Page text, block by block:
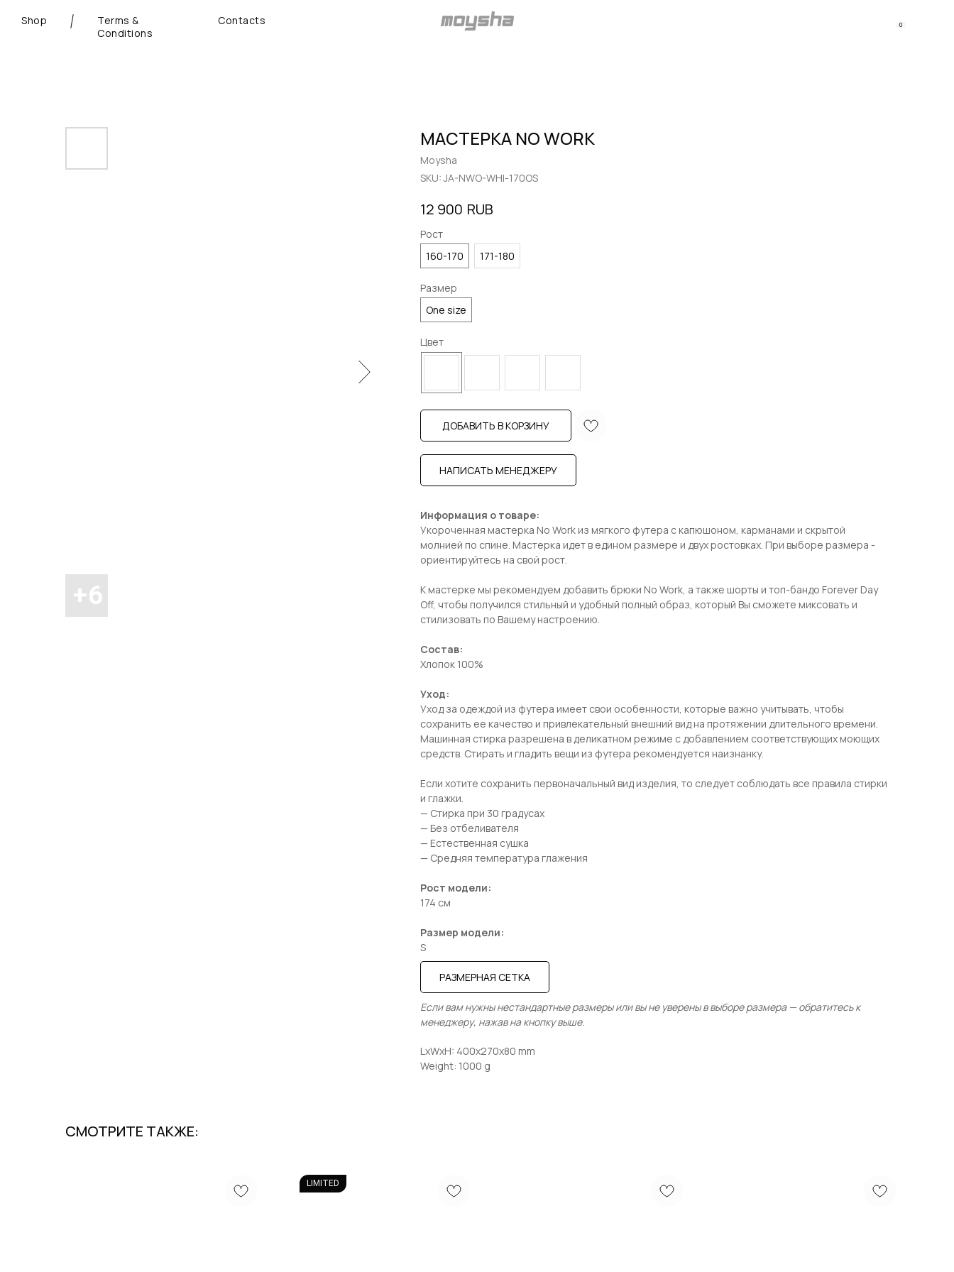
Shop
Terms &
Conditions
Contacts 0
МАСТЕРКА NO WORK
Moysha
SKU:JA-NWO-WHI-170OS
12 900 RUB
Рост
160-170
171-180
Размер
One size
Цвет
ДОБАВИТЬ В КОРЗИНУ
НАПИСАТЬ МЕНЕДЖЕРУ
Информация о товаре:
Укороченная мастерка No Work из мягкого футера с капюшоном, карманами и скрытой
молнией по спине. Мастерка идет в едином размере и двух ростовках. При выборе размера -
ориентируйтесь на свой рост.
К мастерке мы рекомендуем добавить брюки No Work, а также шорты и топ-бандо Forever Day
Off, чтобы получился стильный и удобный полный образ, который Вы сможете миксовать и
стилизовать по Вашему настроению.
Состав:
Хлопок 100%
Уход:
Уход за одеждой из футера имеет свои особенности, которые важно учитывать, чтобы
сохранить ее качество и привлекательный внешний вид на протяжении длительного времени.
Машинная стирка разрешена в деликатном режиме с добавлением соответствующих моющих
средств. Стирать и гладить вещи из футера рекомендуется наизнанку.
Если хотите сохранить первоначальный вид изделия, то следует соблюдать все правила стирки
и глажки.
— Стирка при 30 градусах
— Без отбеливателя
— Естественная сушка
— Средняя температура глажения
Рост модели:
174 см
Размер модели:
S
РАЗМЕРНАЯ СЕТКА
Если вам нужны нестандартные размеры или вы не уверены в выборе размера — обратитесь к
менеджеру, нажав на кнопку выше.
LxWxH: 400x270x80 mm
Weight: 1000 g
СМОТРИТЕ ТАКЖЕ:
LIMITED